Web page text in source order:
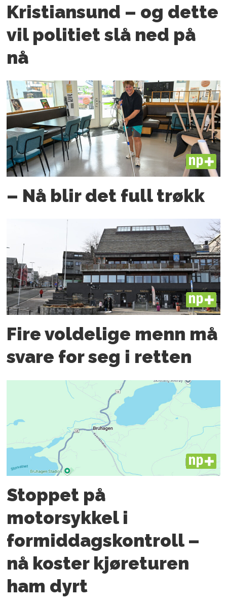
Kristiansund – og dette
vil politiet slå ned på
nå
PLUS
– Nå blir det full trøkk
PLUS
Fire voldelige menn må
svare for seg i retten
PLUS
Stoppet på
motorsykkel i
formiddagskontroll –
nå koster kjøreturen
ham dyrt